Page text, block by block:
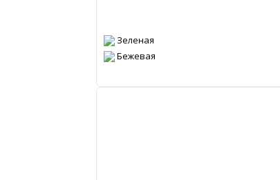
Зеленая
Бежевая